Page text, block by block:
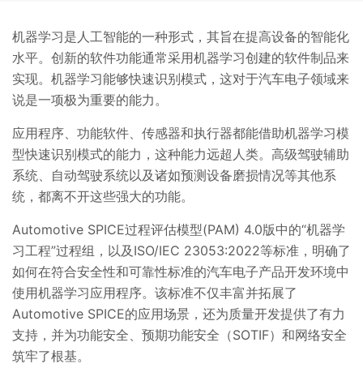
机器学习是人工智能的一种形式，其旨在提高设备的智能化
水平。创新的软件功能通常采用机器学习创建的软件制品来
实现。机器学习能够快速识别模式，这对于汽车电子领域来
说是一项极为重要的能力。
应用程序、功能软件、传感器和执行器都能借助机器学习模
型快速识别模式的能力，这种能力远超人类。高级驾驶辅助
系统、自动驾驶系统以及诸如预测设备磨损情况等其他系
统，都离不开这些强大的功能。
Automotive SPICE过程评估模型(PAM) 4.0版中的“机器学
习工程”过程组，以及ISO/IEC 23053:2022等标准，明确了
如何在符合安全性和可靠性标准的汽车电子产品开发环境中
使用机器学习应用程序。该标准不仅丰富并拓展了
Automotive SPICE的应用场景，还为质量开发提供了有力
支持，并为功能安全、预期功能安全（SOTIF）和网络安全
筑牢了根基。